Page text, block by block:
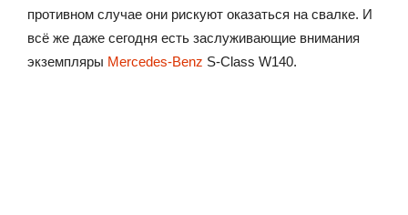
противном случае они рискуют оказаться на свалке. И
всё же даже сегодня есть заслуживающие внимания
экземпляры Mercedes-Benz S-Class W140.